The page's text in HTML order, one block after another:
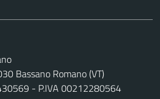
Bassano Romano (VT)
- P.IVA 00212280564